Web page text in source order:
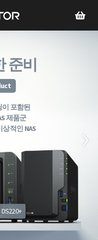
준비
이 포함된
제품군
적인 NAS
DS220+